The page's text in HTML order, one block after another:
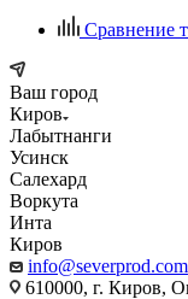
Сравнение
Ваш город
Киров
Лабытнанги
Усинск
Салехард
Воркута
Инта
Киров
info@severprod.com
610000, г. Киров,